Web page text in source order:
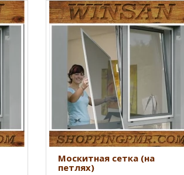
Москитная сетка (на
петлях)